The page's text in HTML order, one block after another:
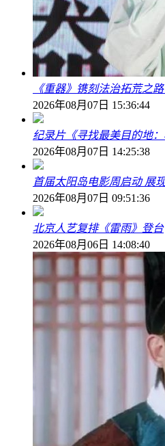
《重器》镌刻法治拓荒之
2026年08月07日 15:36:44
纪录片《寻找最美目的地
2026年08月07日 14:25:38
首届太阳岛电影周启动 展
2026年08月07日 09:51:36
北京人艺复排《雷雨》登台
2026年08月06日 14:08:40